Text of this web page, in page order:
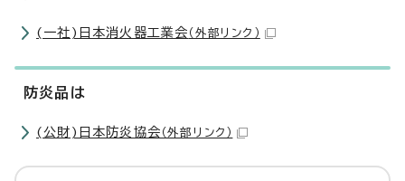
(一社)日本消火器工業会 （外部リンク）
防炎品は
(公財)日本防炎協会 （外部リンク）